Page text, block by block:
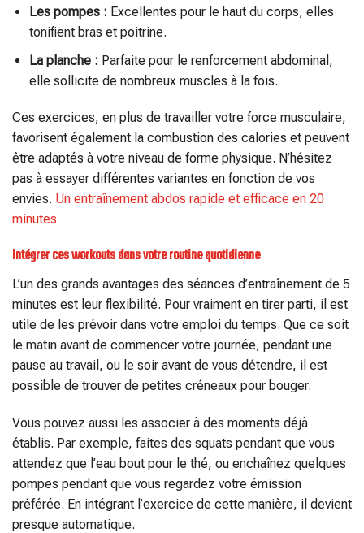
Les pompes : Excellentes pour le haut du corps, elles
tonifient bras et poitrine.
La planche : Parfaite pour le renforcement abdominal,
elle sollicite de nombreux muscles à la fois.
Ces exercices, en plus de travailler votre force musculaire,
favorisent également la combustion des calories et peuvent
être adaptés à votre niveau de forme physique. N’hésitez
pas à essayer différentes variantes en fonction de vos
envies. Un entraînement abdos rapide et efficace en 20
minutes
Intégrer ces workouts dans votre routine quotidienne
L’un des grands avantages des séances d’entraînement de 5
minutes est leur flexibilité. Pour vraiment en tirer parti, il est
utile de les prévoir dans votre emploi du temps. Que ce soit
le matin avant de commencer votre journée, pendant une
pause au travail, ou le soir avant de vous détendre, il est
possible de trouver de petites créneaux pour bouger.
Vous pouvez aussi les associer à des moments déjà
établis. Par exemple, faites des squats pendant que vous
attendez que l’eau bout pour le thé, ou enchaînez quelques
pompes pendant que vous regardez votre émission
préférée. En intégrant l’exercice de cette manière, il devient
presque automatique.